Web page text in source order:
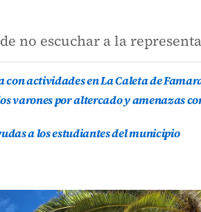
no escuchar a la
con actividades en La Caleta de
varones por altercado y amenazas
a los estudiantes del municipio